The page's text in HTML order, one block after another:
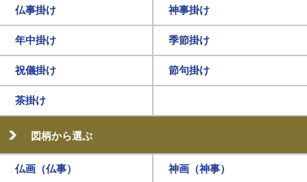
仏事掛け 神事掛け
年中掛け 季節掛け
祝儀掛け 節句掛け
茶掛け
図柄から選ぶ
仏画（仏事） 神画（神事）